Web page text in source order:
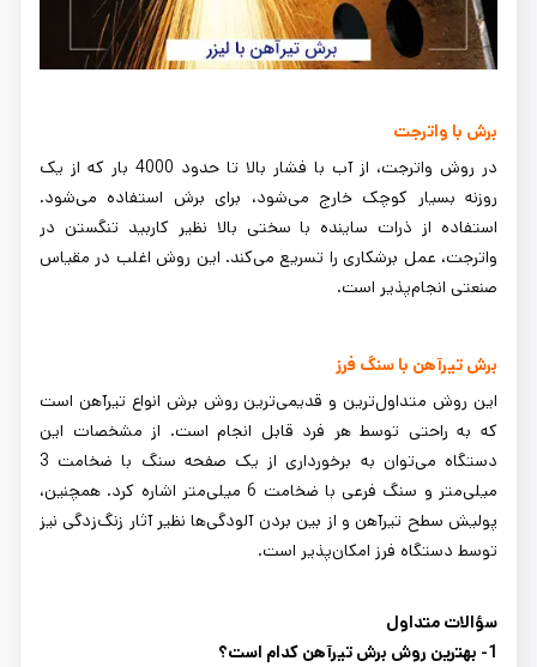
برش با واترجت
در روش واترجت، از آب با فشار بالا تا حدود 4000 بار که از یک
روزنه بسیار کوچک خارج می‌شود، برای برش استفاده می‌شود.
استفاده از ذرات ساینده با سختی بالا نظیر کاربید تنگستن در
واترجت، عمل برشکاری را تسریع می‌کند. این روش اغلب در مقیاس
صنعتی انجام‌پذیر است.
برش تیرآهن با سنگ فرز
این روش متداول‌ترین و قدیمی‌ترین روش برش انواع تیرآهن است
که به راحتی توسط هر فرد قابل انجام است. از مشخصات این
دستگاه می‌توان به برخورداری از یک صفحه سنگ با ضخامت 3
میلی‌متر و سنگ فرعی با ضخامت 6 میلی‌متر اشاره کرد. همچنین،
پولیش سطح تیرآهن و از بین بردن آلودگی‌ها نظیر آثار زنگ‌زدگی نیز
توسط دستگاه فرز امکان‌پذیر است.
سؤالات متداول
1- بهترین روش برش تیرآهن کدام است؟